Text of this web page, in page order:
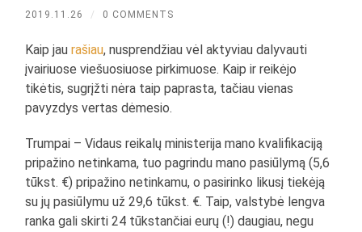
2019.11.26 / 0 COMMENTS
Kaip jaurašiau, nusprendžiau vėl aktyviau dalyvauti
įvairiuose viešuosiuose pirkimuose. Kaip ir reikėjo
tikėtis, sugrįžti nėra taip paprasta, tačiau vienas
pavyzdys vertas dėmesio.
Trumpai – Vidaus reikalų ministerija mano kvalifikaciją
pripažino netinkama, tuo pagrindu mano pasiūlymą (5,6
tūkst. €) pripažino netinkamu, o pasirinko likusį tiekėją
su jų pasiūlymu už 29,6 tūkst. €. Taip, valstybė lengva
ranka gali skirti 24 tūkstančiai eurų (!) daugiau, negu